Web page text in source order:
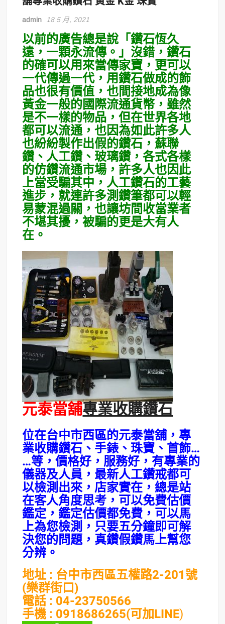
admin 18 5 月, 2021
以前的廣告總是說「鑽石恆久
遠，一顆永流傳。」沒錯，鑽石
的確可以用來當傳家寶，更可以
一代傳過一代，用鑽石做成的飾
品也很有價值，也間接地成為像
黃金一般的國際流通貨幣，雖然
是不一樣的物品，但在世界各地
都可以流通，也因為如此許多人
也紛紛製作出假的鑽石，蘇聯
鑽、人工鑽、玻璃鑽，各式各樣
的仿鑽流通市場，許多人也因此
上當受騙其中，人工鑽石的工藝
進步，就連許多測鑽筆都可以輕
易蒙混過關，也讓坊間收當業者
不堪其擾，被騙的更是大有人
在。
元泰當舖專業收購鑽石
位在台中市西區的元泰當舖，專
業收購鑽石、手錶、珠寶、首飾…
…等，價格好，服務好，有專業的
儀器及人員，最新人工鑽戒都可
以檢測出來，店家實在，總是站
在客人角度思考，可以免費估價
鑑定，鑑定估價都免費，可以馬
上為您檢測，只要五分鐘即可解
決您的問題，真鑽假鑽馬上幫您
分辨。
地址 : 台中市西區五權路2-201號
(樂群街口)
電話 : 04-23750566
手機 : 0918686265(可加LINE)